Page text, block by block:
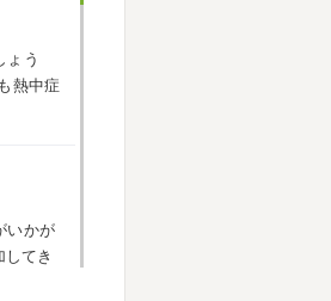
ょう
熱中症
いかが
てき